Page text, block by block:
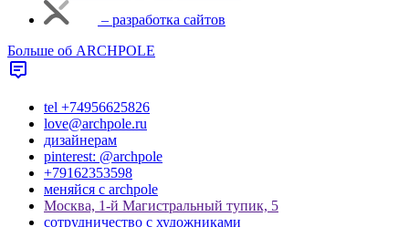
– разработка сайтов
Больше об ARCHPOLE
tel +74956625826
love@archpole.ru
дизайнерам
pinterest: @archpole
+79162353598
меняйся с аrchpole
Москва, 1-й Магистральный тупик, 5
cотрудничество с художниками